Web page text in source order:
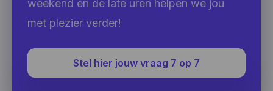
weekend en de late uren helpen we jou
met plezier verder!
Stel hier jouw vraag 7 op 7